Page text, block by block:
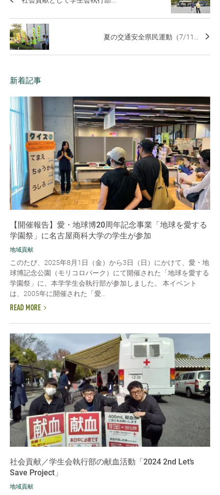
夏の交通安全県民運動（7/11...
新着記事
【開催報告】愛・地球博20周年記念事業「地球を愛する
学園祭」に名古屋商科大学の学生が参加
地域貢献
このたび、2025年8月1日（金）から3日（日）にかけて、愛・地
球博記念公園（モリコロパーク）にて開催された「地球を愛する
学園祭」に、本学学生会執行部が参加しました。 本イベント
は、2005年に開催された「愛...
READ MORE
社会貢献／学生会執行部の献血活動「2024 2nd Let’s
Save Project」
地域貢献